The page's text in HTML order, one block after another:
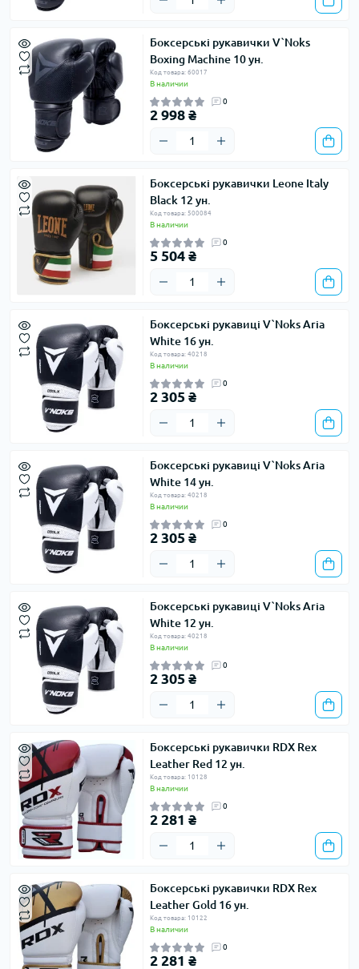
Боксерські рукавички V`Noks
Boxing Machine 10 ун.
Код товара: 60017
В наличии
0
2 998 ₴
Боксерські рукавички Leone Italy
Black 12 ун.
Код товара: 500084
В наличии
0
5 504 ₴
Боксерські рукавиці V`Noks Aria
White 16 ун.
Код товара: 40218
В наличии
0
2 305 ₴
Боксерські рукавиці V`Noks Aria
White 14 ун.
Код товара: 40218
В наличии
0
2 305 ₴
Боксерські рукавиці V`Noks Aria
White 12 ун.
Код товара: 40218
В наличии
0
2 305 ₴
Боксерські рукавички RDX Rex
Leather Red 12 ун.
Код товара: 10128
В наличии
0
2 281 ₴
Боксерські рукавички RDX Rex
Leather Gold 16 ун.
Код товара: 10122
В наличии
0
2 281 ₴